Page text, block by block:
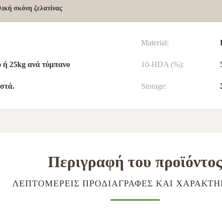
σκόνη ζελατίνας
Material:
ή 25kg ανά τύμπανο 10-HDA (%):
Storage:
Περιγραφή του προϊόντος
ΛΕΠΤΟΜΕΡΕΊΣ ΠΡΟΔΙΑΓΡΑΦΈΣ ΚΑΙ